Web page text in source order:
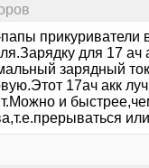
прикуриватели
для 17 ач
зарядный
17ач акк
и